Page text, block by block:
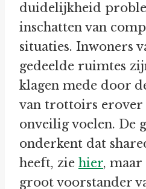
duidelijkheid
inschatten van
situaties. Inwoners
gedeelde ruimtes
klagen mede door
van trottoirs erover
onveilig voelen. De
onderkent dat
heeft, zie hier,
groot voorstander